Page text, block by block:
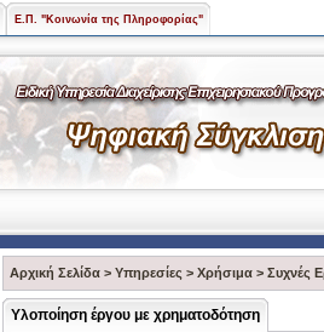
Ε.Π. "Κοινωνία της Πληροφορίας"
Αρχική Σελίδα > Υπηρεσίες > Χρήσιμα > Συχνές
Υλοποίηση έργου με χρηματοδότηση